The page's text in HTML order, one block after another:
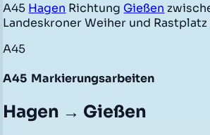
A45 Hagen Richtung Gießen
Landeskroner Weiher und
A45
A45 Markierungsarbeiten
Hagen → Gießen